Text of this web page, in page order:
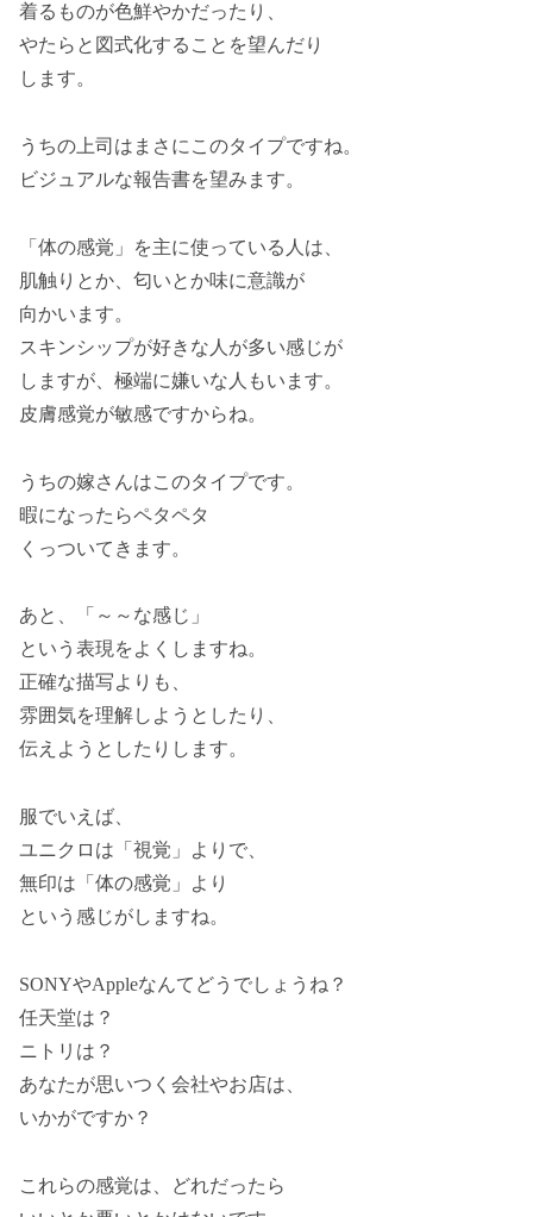
着るものが色鮮やかだったり、
やたらと図式化することを望んだり
します。
うちの上司はまさにこのタイプですね。
ビジュアルな報告書を望みます。
「体の感覚」を主に使っている人は、
肌触りとか、匂いとか味に意識が
向かいます。
スキンシップが好きな人が多い感じが
しますが、極端に嫌いな人もいます。
皮膚感覚が敏感ですからね。
うちの嫁さんはこのタイプです。
暇になったらペタペタ
くっついてきます。
あと、「～～な感じ」
という表現をよくしますね。
正確な描写よりも、
雰囲気を理解しようとしたり、
伝えようとしたりします。
服でいえば、
ユニクロは「視覚」よりで、
無印は「体の感覚」より
という感じがしますね。
SONYやAppleなんてどうでしょうね？
任天堂は？
ニトリは？
あなたが思いつく会社やお店は、
いかがですか？
これらの感覚は、どれだったら